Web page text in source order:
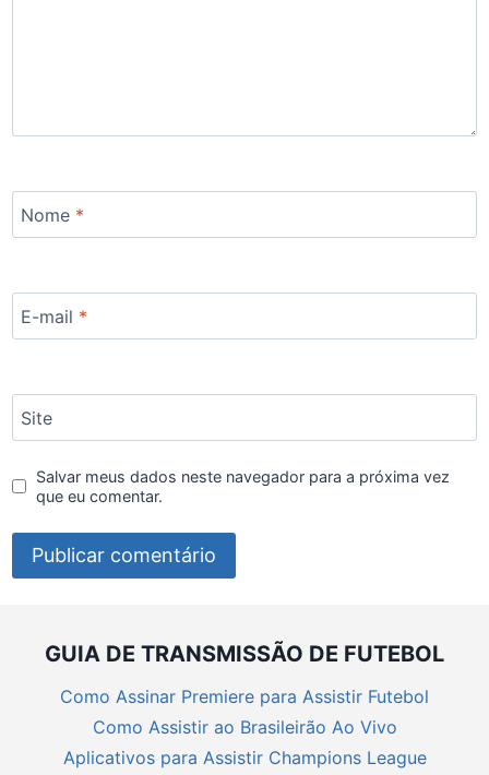
Nome *
E-mail *
Site
Salvar meus dados neste navegador para a próxima vez
que eu comentar.
GUIA DE TRANSMISSÃO DE FUTEBOL
Como Assinar Premiere para Assistir Futebol
Como Assistir ao Brasileirão Ao Vivo
Aplicativos para Assistir Champions League